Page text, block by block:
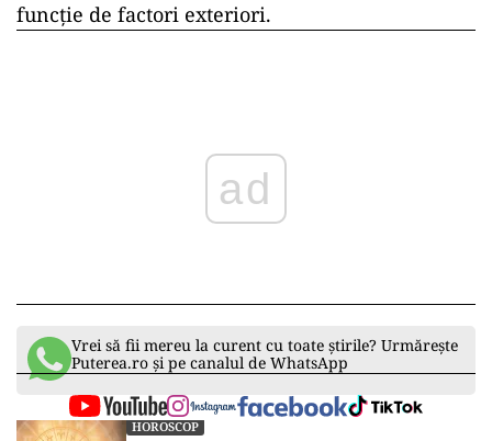
funcție de factori exteriori.
ad
Vrei să fii mereu la curent cu toate știrile? Urmărește
Puterea.ro și pe canalul de WhatsApp
HOROSCOP